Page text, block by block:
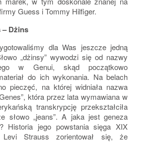
Guess i Tommy Hilfiger.
– Dżins
dla Was jeszcze jedną
„dżinsy” wywodzi się od nazwy
w Genui, skąd początkowo
do ich wykonania. Na belach
pieczęć, na której widniała nazwa
która przez lata wymawiana w
transkrypcję przekształciła
słowo „jeans”. A jaka jest geneza
Historia jego powstania sięga XIX
Strauss zorientował się, że